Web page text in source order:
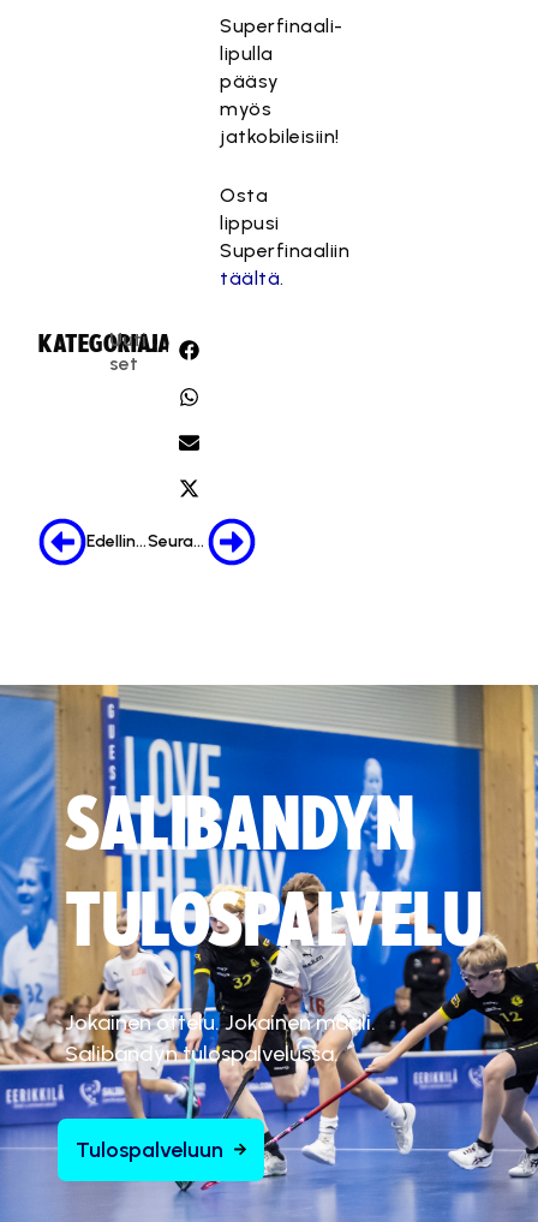
Superfinaali-
lipulla
pääsy
myös
jatkobileisiin!
Osta
lippusi
Superfinaaliin
täältä.
KATEGORIA:
Uuti
set
JAA:
Edellinen Seuraava
SALIBANDYN
TULOSPALVELU
Jokainen ottelu. Jokainen maali.
Salibandyn tulospalvelussa.
Tulospalveluun